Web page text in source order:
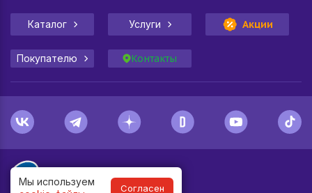
Мы используем
Согласен
Каталог Услуги Акции
Покупателю Контакты